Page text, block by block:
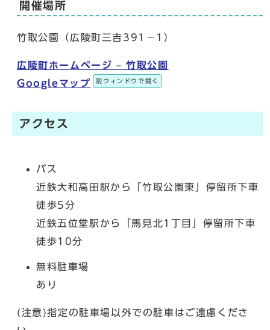
開催場所
竹取公園（広陵町三吉391－1）
広陵町ホームページ – 竹取公園
Googleマップ
別ウィンドウで開く
アクセス
バス
近鉄大和高田駅から「竹取公園東」停留所下車
徒歩5分
近鉄五位堂駅から「馬見北1丁目」停留所下車
徒歩10分
無料駐車場
あり
(注意)指定の駐車場以外での駐車はご遠慮くださ